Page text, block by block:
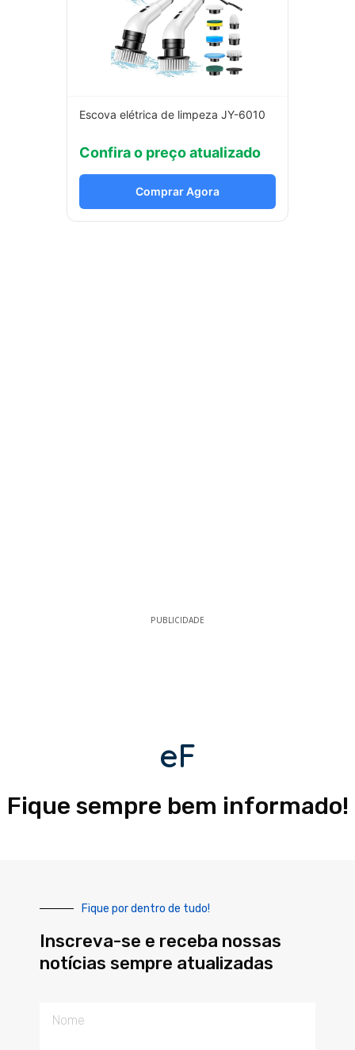
Escova elétrica de limpeza JY-6010
Confira o preço atualizado
Comprar Agora
PUBLICIDADE
eF
Fique sempre bem informado!
Fique por dentro de tudo!
Inscreva-se e receba nossas
notícias sempre atualizadas